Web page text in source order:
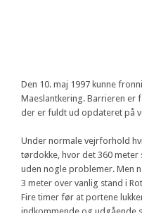
Den 10. maj 1997 kunne
Maeslantkering. Barrieren er
der er fuldt ud opdateret på
Under normale vejrforhold
tørdokke, hvor det 360
uden nogle problemer. Men
3 meter over vanlig stand i
Fire timer før at portene
indkommende og udgående